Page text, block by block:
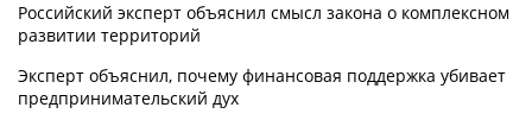
Российский эксперт объяснил смысл закона о комплексном
развитии территорий
Эксперт объяснил, почему финансовая поддержка убивает
предпринимательский дух